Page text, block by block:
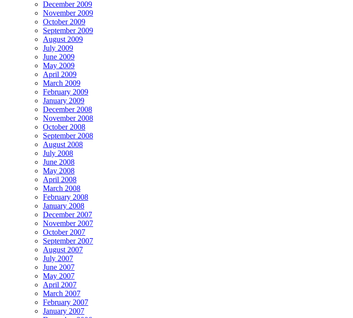
December 2009
November 2009
October 2009
September 2009
August 2009
July 2009
June 2009
May 2009
April 2009
March 2009
February 2009
January 2009
December 2008
November 2008
October 2008
September 2008
August 2008
July 2008
June 2008
May 2008
April 2008
March 2008
February 2008
January 2008
December 2007
November 2007
October 2007
September 2007
August 2007
July 2007
June 2007
May 2007
April 2007
March 2007
February 2007
January 2007